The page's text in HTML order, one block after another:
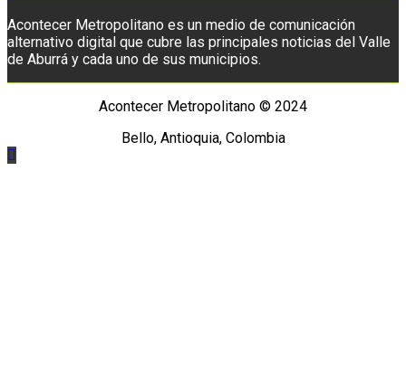
Acontecer Metropolitano es un medio de comunicación
alternativo digital que cubre las principales noticias del Valle
de Aburrá y cada uno de sus municipios.
Acontecer Metropolitano © 2024
Bello, Antioquia, Colombia